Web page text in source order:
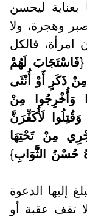
ليحسن
وهجرة، ولا
امرأة، فالكل
{فَاسْتَجَابَ لَهُمْ
ذَكَرٍ أَوْ أُنْثَى
وَأُخْرِجُوا مِنْ
لَأُكَفِّرَنَّ
مِنْ تَحْتِهَا
حُسْنُ الثَّوَابِ}
إليها الدعوة
تقف عقبة أو